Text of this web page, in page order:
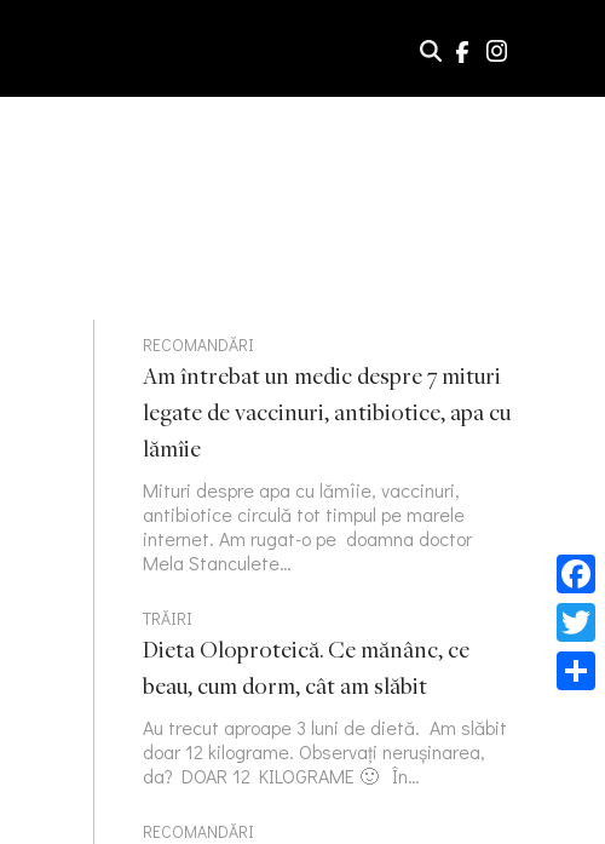
RECOMANDĂRI
Am întrebat un medic despre 7 mituri
legate de vaccinuri, antibiotice, apa cu
lămîie
Mituri despre apa cu lămîie, vaccinuri,
antibiotice circulă tot timpul pe marele
internet. Am rugat-o pe doamna doctor
Mela Stanculete…
TRĂIRI
Dieta Oloproteică. Ce mănânc, ce
beau, cum dorm, cât am slăbit
Au trecut aproape 3 luni de dietă. Am slăbit
doar 12 kilograme. Observați nerușinarea,
da? DOAR 12 KILOGRAME 🙂 În…
RECOMANDĂRI